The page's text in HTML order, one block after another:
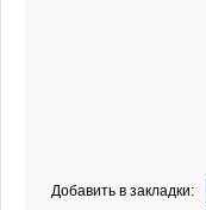
Добавить в закладки: